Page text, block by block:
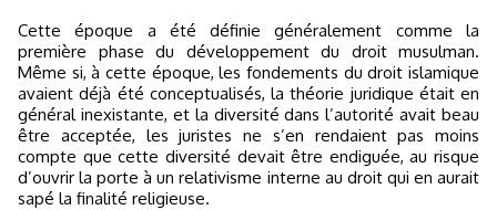
Cette époque a été définie généralement comme la
première phase du développement du droit musulman.
Même si, à cette époque, les fondements du droit islamique
avaient déjà été conceptualisés, la théorie juridique était en
général inexistante, et la diversité dans l’autorité avait beau
être acceptée, les juristes ne s’en rendaient pas moins
compte que cette diversité devait être endiguée, au risque
d’ouvrir la porte à un relativisme interne au droit qui en aurait
sapé la finalité religieuse.